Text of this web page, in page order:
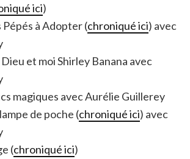
ici)
Pépés à Adopter (chroniqué ici) avec
et moi Shirley Banana avec
magiques avec Aurélie Guillerey
de poche (chroniqué ici) avec
(chroniqué ici)